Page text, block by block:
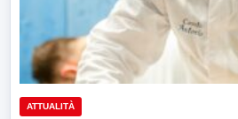
ATTUALITÀ